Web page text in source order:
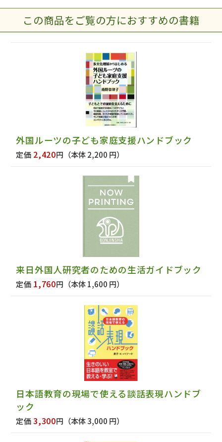
この商品をご覧の方におすすめの書籍
外国ルーツの子ども家庭支援ハンドブック
定価 2,420円 （本体 2,200 円）
来日外国人研究者のための生活ガイドブック
定価 1,760円 （本体 1,600 円）
日本語教育の現場で使える談話表現ハンドブ
ック
定価3,300円 （本体 3,000 円）